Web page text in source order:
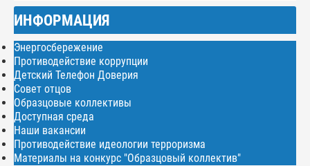
ИНФОРМАЦИЯ
Энергосбережение
Противодействие коррупции
Детский Телефон Доверия
Совет отцов
Образцовые коллективы
Доступная среда
Наши вакансии
Противодействие идеологии терроризма
Материалы на конкурс "Образцовый коллектив"